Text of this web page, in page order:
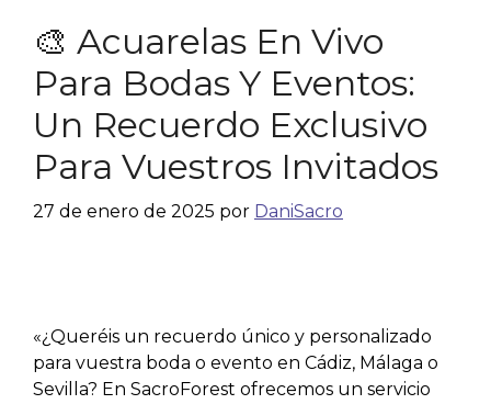
🎨 Acuarelas En Vivo
Para Bodas Y Eventos:
Un Recuerdo Exclusivo
Para Vuestros Invitados
27 de enero de 2025 por DaniSacro
«¿Queréis un recuerdo único y personalizado
para vuestra boda o evento en Cádiz, Málaga o
Sevilla? En SacroForest ofrecemos un servicio